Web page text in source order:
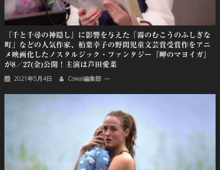
『千と千尋の神隠し』に影響を与えた「霧のむこうのふしぎな
町」などの人気作家、柏葉幸子の野間児童文芸賞受賞作をアニ
メ映画化したノスタルジック・ファンタジー『岬のマヨイガ』
が8／27(金)公開！主演は芦田愛菜
2021年5月4日 Cowai編集部